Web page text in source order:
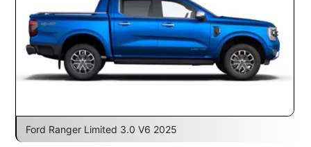
Ford Ranger Limited 3.0 V6 2025